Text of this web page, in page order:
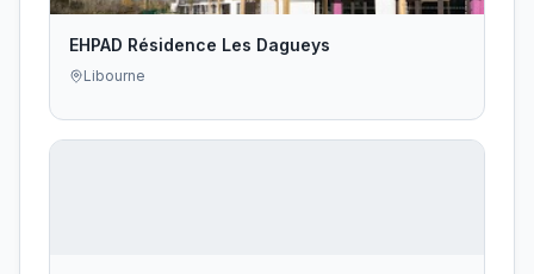
EHPAD Résidence Les Dagueys
Libourne